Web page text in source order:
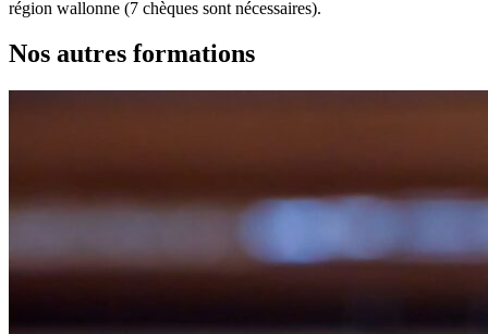
région wallonne (7 chèques sont nécessaires).
Nos autres formations